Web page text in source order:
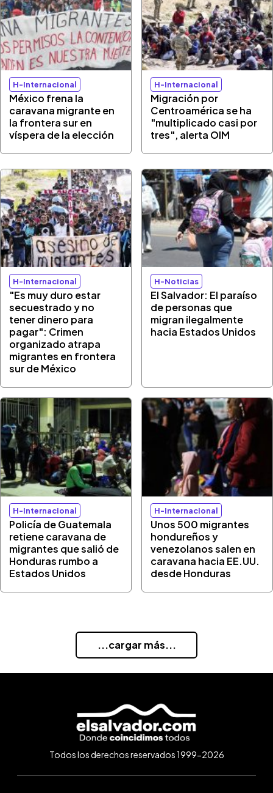
H-Internacional
México frena la
caravana migrante en
la frontera sur en
víspera de la elección
H-Internacional
Migración por
Centroamérica se ha
"multiplicado casi por
tres", alerta OIM
H-Internacional
"Es muy duro estar
secuestrado y no
tener dinero para
pagar": Crimen
organizado atrapa
migrantes en frontera
sur de México
H-Noticias
El Salvador: El paraíso
de personas que
migran ilegalmente
hacia Estados Unidos
H-Internacional
Policía de Guatemala
retiene caravana de
migrantes que salió de
Honduras rumbo a
Estados Unidos
H-Internacional
Unos 500 migrantes
hondureños y
venezolanos salen en
caravana hacia EE.UU.
desde Honduras
...cargar más...
Todos los derechos reservados 1999-2026